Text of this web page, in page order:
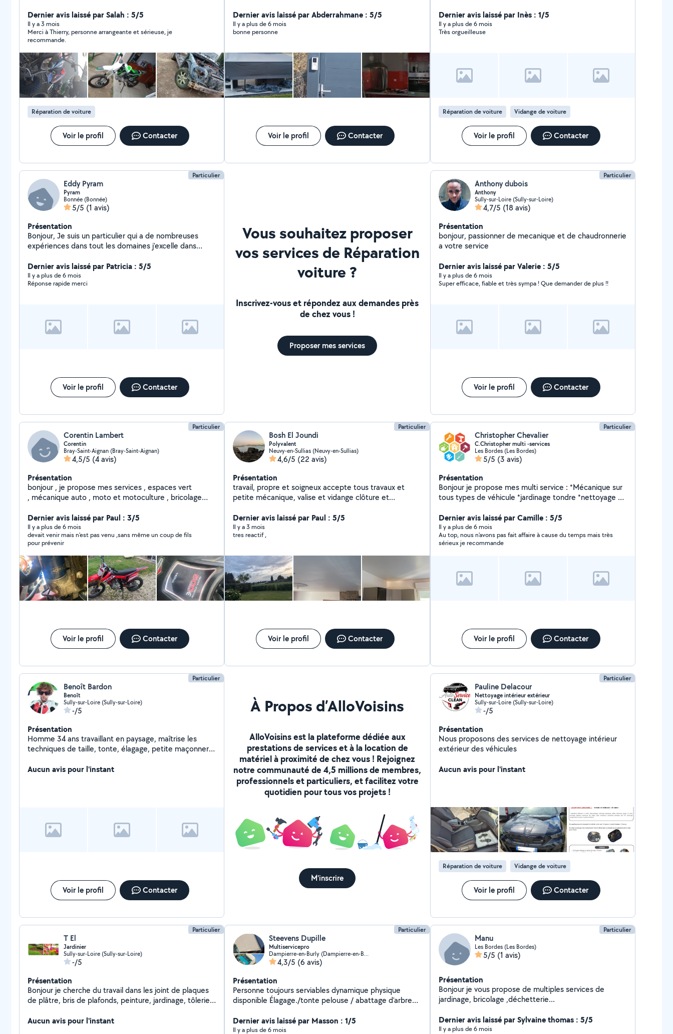
Dernier avis laissé par Salah : 5/5
Il y a 3 mois
Merci à Thierry, personne arrangeante et sérieuse, je
recommande.
Réparation de voiture
Voir le profil Contacter
de panne électrique ttes prestations dans le domaine
d'électricité.
Dernier avis laissé par Abderrahmane : 5/5
Il y a plus de 6 mois
bonne personne
Voir le profil Contacter
demander et vous répondrai ,si je peu vous le faire. A
bientôt
Dernier avis laissé par Inès : 1/5
Il y a plus de 6 mois
Très orgueilleuse
Réparation de voiture Vidange de voiture
Voir le profil Contacter
Particulier
Eddy Pyram
Pyram
Bonnée (Bonnée)
5/5 (1 avis)
Présentation
Bonjour, Je suis un particulier qui a de nombreuses
expériences dans tout les domaines j'excelle dans
travaux domestiques monter ou démonter des
meubles etc Je reste disponible pour tout besoin
Dernier avis laissé par Patricia : 5/5
Il y a plus de 6 mois
Réponse rapide merci
Voir le profil Contacter
Vous souhaitez proposer
vos services de Réparation
voiture ?
Inscrivez-vous et répondez aux demandes près
de chez vous !
Proposer mes services
Particulier
Anthony dubois
Anthony
Sully-sur-Loire (Sully-sur-Loire)
4,7/5 (18 avis)
Présentation
bonjour, passionner de mecanique et de chaudronnerie
a votre service
Dernier avis laissé par Valerie : 5/5
Il y a plus de 6 mois
Super efficace, fiable et très sympa ! Que demander de plus !!
Voir le profil Contacter
Particulier
Corentin Lambert
Corentin
Bray-Saint-Aignan (Bray-Saint-Aignan)
4,5/5 (4 avis)
Présentation
bonjour , je propose mes services , espaces vert
, mécanique auto , moto et motoculture , bricolage
Dernier avis laissé par Paul : 3/5
Il y a plus de 6 mois
devait venir mais n'est pas venu ,sans même un coup de fils
pour prévenir
Voir le profil Contacter
Particulier
Bosh El Joundi
Polyvalent
Neuvy-en-Sullias (Neuvy-en-Sullias)
4,6/5 (22 avis)
Présentation
travail, propre et soigneux accepte tous travaux et
petite mécanique, valise et vidange clôture et
Dernier avis laissé par Paul : 5/5
Il y a 3 mois
tres reactif ,
Voir le profil Contacter
Particulier
Christopher Chevalier
C.Christopher multi -services
Les Bordes (Les Bordes)
5/5 (3 avis)
Présentation
Bonjour je propose mes multi service : *Mécanique sur
tous types de véhicule *jardinage tondre *nettoyage de
proposer votre mission .
Dernier avis laissé par Camille : 5/5
Il y a plus de 6 mois
Au top, nous n'avons pas fait affaire à cause du temps mais très
sérieux je recommande
Voir le profil Contacter
Particulier
Benoît Bardon
Benoît
Sully-sur-Loire (Sully-sur-Loire)
-/5
Présentation
Homme 34 ans travaillant en paysage, maîtrise les
techniques de taille, tonte, élagage, petite maçonnerie
mécanique moto et motoculture. Je peux aussi louer
Aucun avis pour l'instant
Voir le profil Contacter
À Propos d’AlloVoisins
AlloVoisins est la plateforme dédiée aux
prestations de services et à la location de
matériel à proximité de chez vous ! Rejoignez
notre communauté de 4,5 millions de membres,
professionnels et particuliers, et facilitez votre
quotidien pour tous vos projets !
M'inscrire
Particulier
Pauline Delacour
Nettoyage intérieur extérieur
Sully-sur-Loire (Sully-sur-Loire)
-/5
Présentation
Nous proposons des services de nettoyage intérieur
extérieur des véhicules
Aucun avis pour l'instant
Réparation de voiture Vidange de voiture
Voir le profil Contacter
Particulier
T El
Jardinier
Sully-sur-Loire (Sully-sur-Loire)
-/5
Présentation
Bonjour je cherche du travail dans les joint de plaques
de plâtre, bris de plafonds, peinture, jardinage, tôlerie
de répondre cdlt.
Aucun avis pour l'instant
Particulier
Steevens Dupille
Multiservicepro
Dampierre-en-Burly (Dampierre-en-Burly)
4,3/5 (6 avis)
Présentation
Personne toujours serviables dynamique physique
disponible Élagage./tonte pelouse / abattage d'arbre
déchet vert Déchetterie si tou est trié pour la
déchetterie Nettoyage terrasse Nettoyage intérieur
Dernier avis laissé par Masson : 1/5
Il y a plus de 6 mois
Particulier
Manu
Les Bordes (Les Bordes)
5/5 (1 avis)
Présentation
Bonjour je vous propose de multiples services de
jardinage, bricolage ,déchetterie...
Dernier avis laissé par Sylvaine thomas : 5/5
Il y a plus de 6 mois